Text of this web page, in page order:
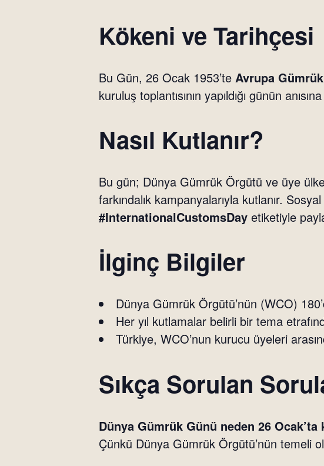
Kökeni ve Tarihçesi
Bu Gün, 26 Ocak 1953’te Avrupa
kuruluş toplantısının yapıldığı günün
Nasıl Kutlanır?
Bu gün; Dünya Gümrük Örgütü ve üye
farkındalık kampanyalarıyla kutlanır.
#InternationalCustomsDay etiketiyle
İlginç Bilgiler
Dünya Gümrük Örgütü’nün (WCO)
Her yıl kutlamalar belirli bir tema
Türkiye, WCO’nun kurucu üyeleri
Sıkça Sorulan
Dünya Gümrük Günü neden 26 Ocak’ta
Çünkü Dünya Gümrük Örgütü’nün temeli